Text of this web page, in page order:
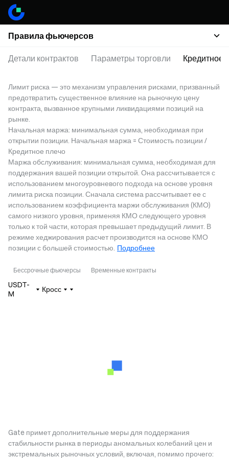
Правила фьючерсов
Детали контрактов Параметры торговли Кредитное
Лимит риска — это механизм управления рисками, призванный
предотвратить существенное влияние на рыночную цену
контракта, вызванное крупными ликвидациями позиций на
рынке.
Начальная маржа: минимальная сумма, необходимая при
открытии позиции. Начальная маржа = Стоимость позиции /
Кредитное плечо
Маржа обслуживания: минимальная сумма, необходимая для
поддержания вашей позиции открытой. Она рассчитывается с
использованием многоуровневого подхода на основе уровня
лимита риска позиции. Сначала система рассчитывает ее с
использованием коэффициента маржи обслуживания (КМО)
самого низкого уровня, применяя КМО следующего уровня
только к той части, которая превышает предыдущий лимит. В
режиме хеджирования расчет производится на основе КМО
позиции с большей стоимостью. Подробнее
Бессрочные фьючерсы Временные контракты
USDT-
M
Кросс
Gate примет дополнительные меры для поддержания
стабильности рынка в периоды аномальных колебаний цен и
экстремальных рыночных условий, включая, помимо прочего: